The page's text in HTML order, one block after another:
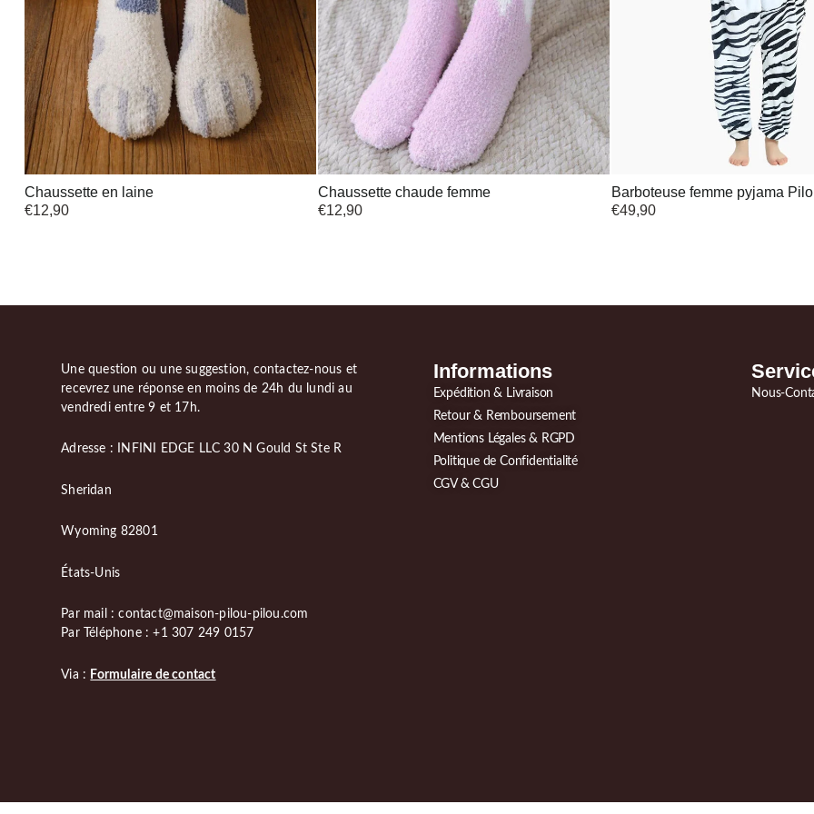
Chaussette en laine
€12,90
Chaussette chaude femme
€12,90
Barboteuse femme pyjama
€49,90
Une question ou une suggestion, contactez-nous et
recevrez une réponse en moins de 24h du lundi au
vendredi entre 9 et 17h.
Adresse : INFINI EDGE LLC 30 N Gould St Ste R
Sheridan
Wyoming 82801
États-Unis
Par mail : contact@maison-pilou-pilou.com
Par Téléphone : +1 307 249 0157
Via : Formulaire de contact
Informations
Expédition & Livraison
Retour & Remboursement
Mentions Légales & RGPD
Politique de Confidentialité
CGV & CGU
Nous-